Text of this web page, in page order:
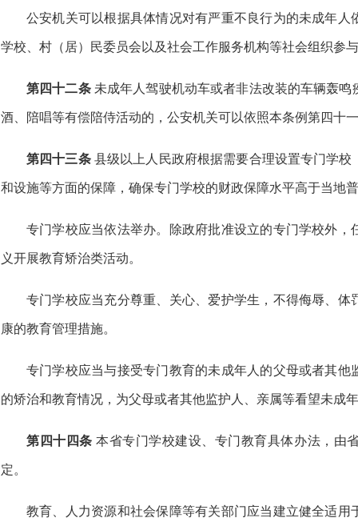
公安机关可以根据具体情况对有严重不良行为的未成年
学校、村（居）民委员会以及社会工作服务机构等社会组织参
第四十二条未成年人驾驶机动车或者非法改装的车辆轰
酒、陪唱等有偿陪侍活动的，公安机关可以依照本条例第四十
第四十三条县级以上人民政府根据需要合理设置专门学
和设施等方面的保障，确保专门学校的财政保障水平高于当地
专门学校应当依法举办。除政府批准设立的专门学校外
义开展教育矫治类活动。
专门学校应当充分尊重、关心、爱护学生，不得侮辱、
康的教育管理措施。
专门学校应当与接受专门教育的未成年人的父母或者其
的矫治和教育情况，为父母或者其他监护人、亲属等看望未成
第四十四条 本省专门学校建设、专门教育具体办法，由
定。
教育、人力资源和社会保障等有关部门应当建立健全适